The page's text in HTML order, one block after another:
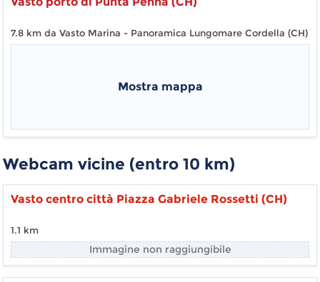
7.8 km da Vasto Marina - Panoramica Lungomare Cordella (CH)
Mostra mappa
Webcam vicine (entro 10 km)
Vasto centro città Piazza Gabriele Rossetti (CH)
1.1 km
Immagine non raggiungibile